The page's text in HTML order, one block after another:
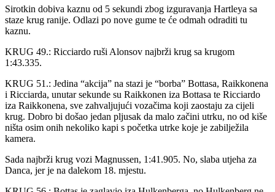
Sirotkin dobiva kaznu od 5 sekundi zbog izguravanja Hartleya sa
staze krug ranije. Odlazi po nove gume te će odmah odraditi tu
kaznu.
KRUG 49.: Ricciardo ruši Alonsov najbrži krug sa krugom
1:43.335.
KRUG 51.: Jedina “akcija” na stazi je “borba” Bottasa, Raikkonena
i Ricciarda, unutar sekunde su Raikkonen iza Bottasa te Ricciardo
iza Raikkonena, sve zahvaljujući vozačima koji zaostaju za cijeli
krug. Dobro bi došao jedan pljusak da malo začini utrku, no od kiše
ništa osim onih nekoliko kapi s početka utrke koje je zabilježila
kamera.
Sada najbrži krug vozi Magnussen, 1:41.905. No, slaba utjeha za
Danca, jer je na dalekom 18. mjestu.